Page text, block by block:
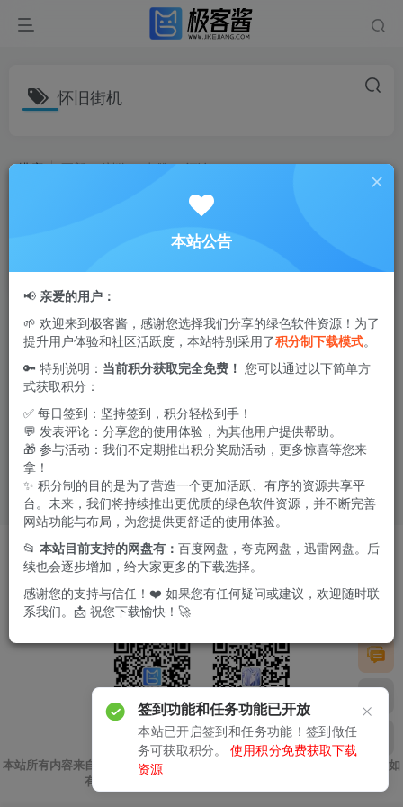
怀旧街机
排序 更新 浏览 点赞 评论
小霸王 v2.0.5 会员版 | 海量经典红白机
游戏合集，重温8090童年街机回忆
社交娱乐
2个月前 1.6W+
软件投稿 友链申请 版权声明 免责我们 广告合作
Copyright © 2024 ·极客酱·苏ICP备2023031482号
关注公众号 扫码加微信
本站所有内容来自互联网收集，仅供用于学习和交流，请勿用于商业用途。如
有侵权、不妥之处，请第一时间联系我们删除
本站公告
📢 亲爱的用户：
🌱 欢迎来到极客酱，感谢您选择我们分享的绿色软件资源！为了
提升用户体验和社区活跃度，本站特别采用了积分制下载模式。
🔑 特别说明： 当前积分获取完全免费！ 您可以通过以下简单方
式获取积分：
✅ 每日签到：坚持签到，积分轻松到手！
💬 发表评论：分享您的使用体验，为其他用户提供帮助。
🎁 参与活动：我们不定期推出积分奖励活动，更多惊喜等您来
拿！
✨ 积分制的目的是为了营造一个更加活跃、有序的资源共享平
台。未来，我们将持续推出更优质的绿色软件资源，并不断完善
网站功能与布局，为您提供更舒适的使用体验。
📂 本站目前支持的网盘有： 百度网盘，夸克网盘，迅雷网盘。后
续也会逐步增加，给大家更多的下载选择。
感谢您的支持与信任！❤️ 如果您有任何疑问或建议，欢迎随时联
系我们。📩 祝您下载愉快！🚀
签到功能和任务功能已开放
本站已开启签到和任务功能！签到做任
务可获取积分。
使用积分免费获取下载
资源